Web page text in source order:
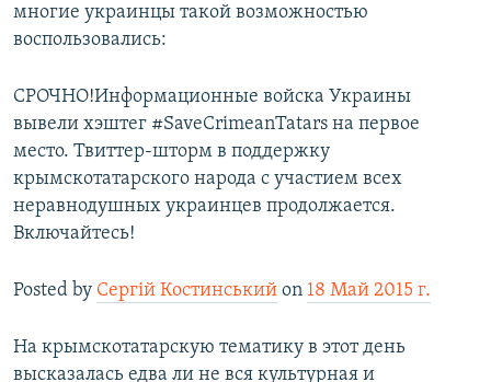
многие украинцы такой возможностью
воспользовались:
СРОЧНО!Информационные войска Украины
вывели хэштег #SaveCrimeanTatars на первое
место. Твиттер-шторм в поддержку
крымскотатарского народа с участием всех
неравнодушных украинцев продолжается.
Включайтесь!
Posted by Сергій Костинський on 18 Май 2015 г.
На крымскотатарскую тематику в этот день
высказалась едва ли не вся культурная и